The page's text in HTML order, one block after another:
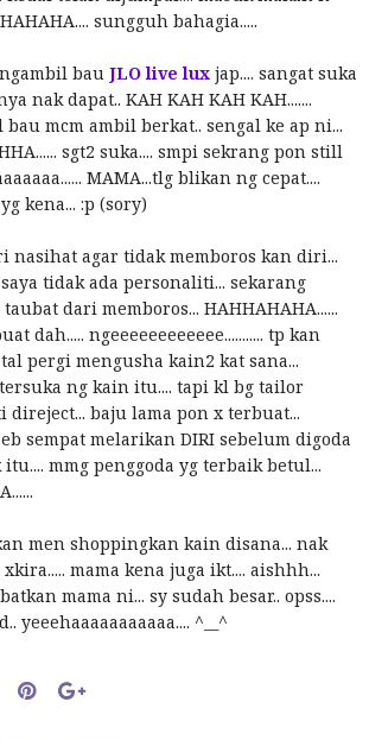
sungguh bahagia.....
bau JLO live lux jap.... sangat suka
nak dapat.. KAH KAH KAH KAH.......
mcm ambil berkat.. sengal ke ap ni...
sgt2 suka.... smpi sekrang pon still
MAMA...tlg blikan ng cepat....
kena... :p (sory)
nasihat agar tidak memboros kan diri...
tidak ada personaliti... sekarang
dari memboros... HAHHAHAHA......
dah..... ngeeeeeeeeeeee........... tp kan
pergi mengusha kain2 kat sana...
tersuka ng kain itu.... tapi kl bg tailor
direject... baju lama pon x terbuat...
sempat melarikan DIRI sebelum digoda
mmg penggoda yg terbaik betul...
men shoppingkan kain disana... nak
mama kena juga ikt.... aishhh...
mama ni... sy sudah besar.. opss....
yeeehaaaaaaaaaaa.... ^__^